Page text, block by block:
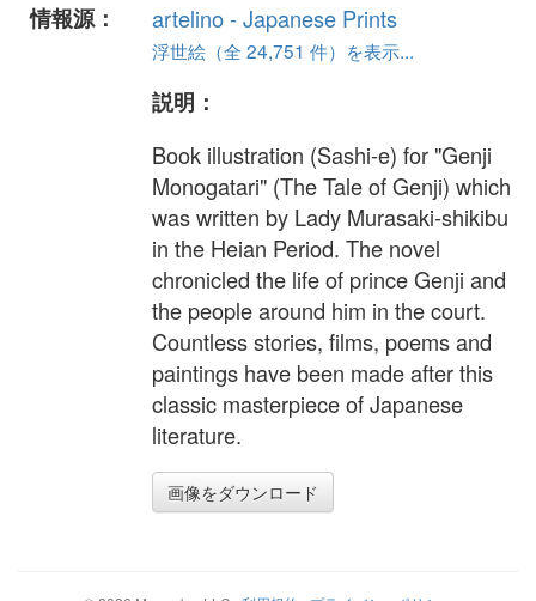
情報源： artelino - Japanese Prints
浮世絵（全 24,751 件）を表示...
説明：
Book illustration (Sashi-e) for "Genji
Monogatari" (The Tale of Genji) which
was written by Lady Murasaki-shikibu
in the Heian Period. The novel
chronicled the life of prince Genji and
the people around him in the court.
Countless stories, films, poems and
paintings have been made after this
classic masterpiece of Japanese
literature.
画像をダウンロード